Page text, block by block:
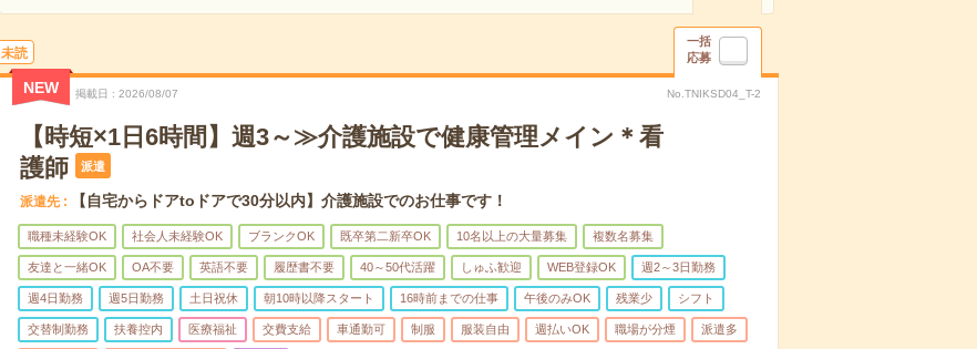
未読
一括
応募
NEW 掲載日 2026/08/07 No.TNIKSD04_T-2
【時短×1日6時間】週3～≫介護施設で健康管理メイン＊看
護師
派遣
派遣先 【自宅からドアtoドアで30分以内】介護施設でのお仕事です！
職種未経験OK 社会人未経験OK ブランクOK 既卒第二新卒OK 10名以上の大量募集 複数名募集
友達と一緒OK OA不要 英語不要 履歴書不要 40～50代活躍 しゅふ歓迎 WEB登録OK 週2～3日勤務
週4日勤務 週5日勤務 土日祝休 朝10時以降スタート 16時前までの仕事 午後のみOK 残業少 シフト
交替制勤務 扶養控内 医療福祉 交費支給 車通勤可 制服 服装自由 週払いOK 職場が分煙 派遣多